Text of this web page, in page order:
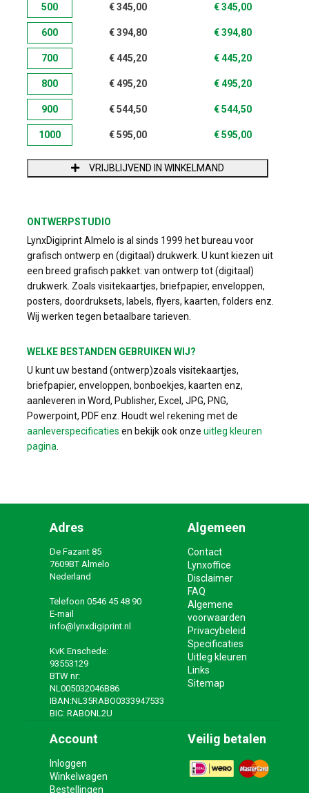
500 € 345,00 € 345,00
600 € 394,80 € 394,80
700 € 445,20 € 445,20
800 € 495,20 € 495,20
900 € 544,50 € 544,50
1000 € 595,00 € 595,00
VRIJBLIJVEND IN WINKELMAND
ONTWERPSTUDIO
LynxDigiprint Almelo is al sinds 1999 het bureau voor
grafisch ontwerp en (digitaal) drukwerk. U kunt kiezen uit
een breed grafisch pakket: van ontwerp tot (digitaal)
drukwerk. Zoals visitekaartjes, briefpapier, enveloppen,
posters, doordruksets, labels, flyers, kaarten, folders enz.
Wij werken tegen betaalbare tarieven.
WELKE BESTANDEN GEBRUIKEN WIJ?
U kunt uw bestand (ontwerp)zoals visitekaartjes,
briefpapier, enveloppen, bonboekjes, kaarten enz,
aanleveren in Word, Publisher, Excel, JPG, PNG,
Powerpoint, PDF enz. Houdt wel rekening met de
aanleverspecificaties en bekijk ook onze uitleg kleuren
pagina
Adres
De Fazant 85
7609BT Almelo
Nederland
Telefoon 0546 45 48 90
E-mail
info@lynxdigiprint.nl
KvK Enschede:
93553129
BTW nr:
NL005032046B86
IBAN:NL35RABO0333947533
BIC: RABONL2U
Algemeen
Contact
Lynxoffice
Disclaimer
FAQ
Algemene
voorwaarden
Privacybeleid
Specificaties
Uitleg kleuren
Links
Sitemap
Account
Inloggen
Winkelwagen
Bestellingen
Veilig betalen